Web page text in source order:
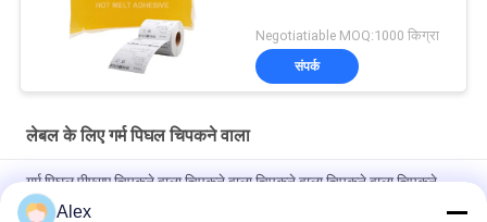
Negotiatiable MOQ:1000 किग्रा
संपर्क
लेबल के लिए गर्म पिघल चिपकने वाला
गर्म पिघल पीएसए चिपकने वाला चिपकने वाला चिपकने वाला चिपकने वाला चिपकने
वाला
Alex